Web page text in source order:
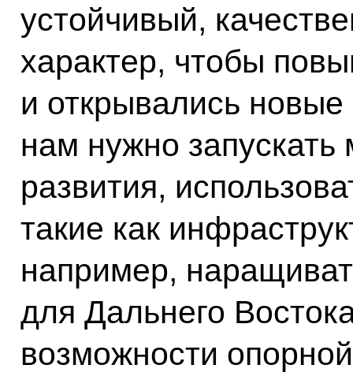
устойчивый,
характер, чтобы
и открывались
нам нужно
развития,
такие как
например,
для Дальнего
возможности